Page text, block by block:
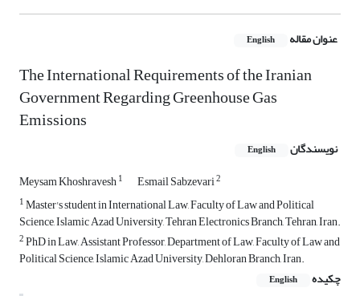
عنوان مقاله English
The International Requirements of the Iranian
Government Regarding Greenhouse Gas
Emissions
نویسندگان English
Meysam Khoshravesh1 Esmail Sabzevari2
1Master's student in International Law, Faculty of Law and Political
Science, Islamic Azad University, Tehran Electronics Branch, Tehran, Iran.
2PhD in Law, Assistant Professor, Department of Law, Faculty of Law and
Political Science, Islamic Azad University, Dehloran Branch, Iran.
چکیده
English